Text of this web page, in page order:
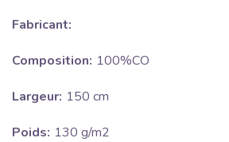
Fabricant:
Composition: 100%CO
Largeur: 150 cm
Poids: 130 g/m2